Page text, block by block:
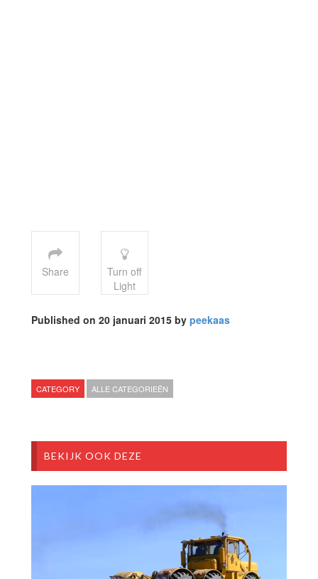
Share
Turn off
Light
Published on 20 januari 2015 by peekaas
CATEGORY ALLE CATEGORIEËN
BEKIJK OOK DEZE